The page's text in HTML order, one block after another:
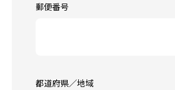
郵便番号
都道府県／地域